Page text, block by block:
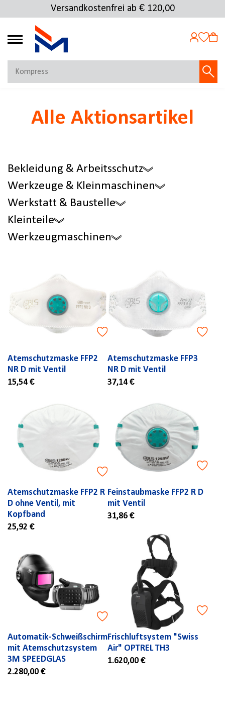
Versandkostenfrei ab € 120,00
Kostenlose Rücksendung
4.72
Jetzt anmelden
Alle Aktionsartikel
Bekleidung & Arbeitsschutz
Werkzeuge & Kleinmaschinen
Werkstatt & Baustelle
Kleinteile
Werkzeugmaschinen
Atemschutzmaske FFP2
NR D mit Ventil
15,54 €
Atemschutzmaske FFP3
NR D mit Ventil
37,14 €
Atemschutzmaske FFP2 R
D ohne Ventil, mit
Kopfband
25,92 €
Feinstaubmaske FFP2 R D
mit Ventil
31,86 €
Automatik-Schweißschirm
mit Atemschutzsystem
3M SPEEDGLAS
2.280,00 €
Frischluftsystem "Swiss
Air" OPTREL TH3
1.620,00 €